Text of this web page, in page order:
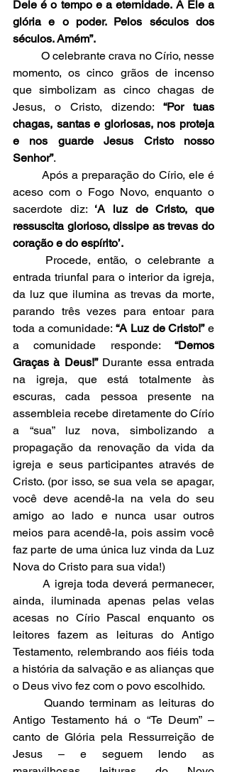
Dele é o tempo e a eternidade. A Ele a
glória e o poder. Pelos séculos dos
séculos. Amém”.
momento, os cinco grãos de incenso
que simbolizam as cinco chagas de
Jesus, o Cristo, dizendo: “Por tuas
chagas, santas e gloriosas, nos proteja
e nos guarde Jesus Cristo nosso
Senhor”.
aceso com o Fogo Novo, enquanto o
sacerdote diz: ‘A luz de Cristo, que
ressuscita glorioso, dissipe as trevas do
coração e do espírito’.
entrada triunfal para o interior da igreja,
da luz que ilumina as trevas da morte,
parando três vezes para entoar para
toda a comunidade: “A Luz de Cristo!” e
a comunidade responde: “Demos
Graças à Deus!” Durante essa entrada
na igreja, que está totalmente às
escuras, cada pessoa presente na
assembleia recebe diretamente do Círio
a “sua” luz nova, simbolizando a
propagação da renovação da vida da
igreja e seus participantes através de
Cristo. (por isso, se sua vela se apagar,
você deve acendê-la na vela do seu
amigo ao lado e nunca usar outros
meios para acendê-la, pois assim você
faz parte de uma única luz vinda da Luz
Nova do Cristo para sua vida!)
ainda, iluminada apenas pelas velas
acesas no Círio Pascal enquanto os
leitores fazem as leituras do Antigo
Testamento, relembrando aos fiéis toda
a história da salvação e as alianças que
o Deus vivo fez com o povo escolhido.
Antigo Testamento há o “Te Deum” –
canto de Glória pela Ressurreição de
Jesus – e seguem lendo as